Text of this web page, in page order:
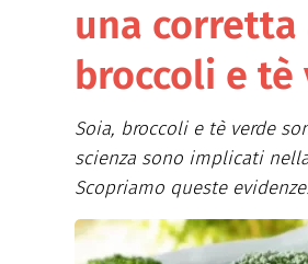
Healthy
Consigli
una
broccoli e tè
Soia, broccoli e tè verde
scienza sono implicati
Scopriamo queste